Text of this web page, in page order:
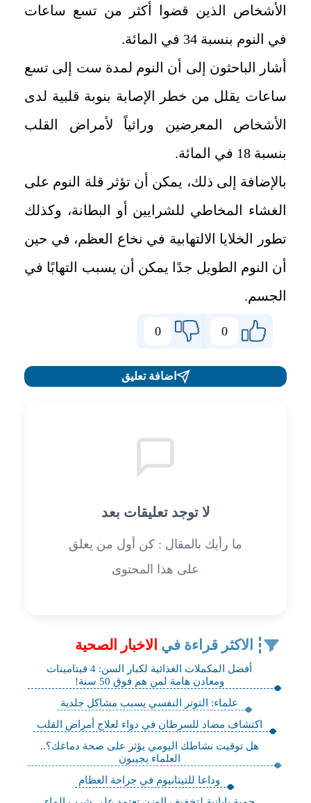
الأشخاص الذين قضوا أكثر من تسع ساعات
في النوم بنسبة 34 في المائة.
أشار الباحثون إلى أن النوم لمدة ست إلى تسع
ساعات يقلل من خطر الإصابة بنوبة قلبية لدى
الأشخاص المعرضين وراثياً لأمراض القلب
بنسبة 18 في المائة.
بالإضافة إلى ذلك، يمكن أن تؤثر قلة النوم على
الغشاء المخاطي للشرايين أو البطانة، وكذلك
تطور الخلايا الالتهابية في نخاع العظم، في حين
أن النوم الطويل جدًا يمكن أن يسبب التهابًا في
الجسم.
0
0
اضافة تعليق
لا توجد تعليقات بعد
ما رأيك بالمقال : كن أول من يعلق
على هذا المحتوى
الاكثر قراءة في الاخبار الصحية
أفضل المكملات الغذائية لكبار السن: 4 فيتامينات
ومعادن هامة لمن هم فوق 50 سنة!
علماء: التوتر النفسي يسبب مشاكل جلدية
اكتشاف مضاد للسرطان في دواء لعلاج أمراض القلب
هل توقيت نشاطك اليومي يؤثر على صحة دماغك؟..
العلماء يجيبون
وداعا للتيتانيوم في جراحة العظام